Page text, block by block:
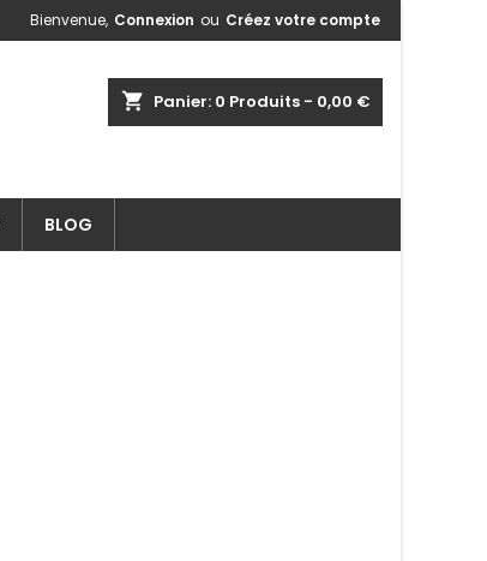
Bienvenue, Connexion ou Créez votre compte
shopping_cart Panier: 0 Produits - 0,00 €
BLOG